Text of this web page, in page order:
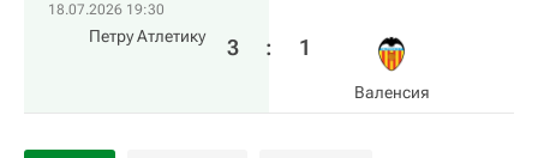
18.07.2026 19:30
Петру Атлетику 3 : 1
Валенсия